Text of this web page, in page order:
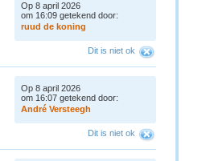
Op 8 april 2026
om 16:09 getekend door:
ruud de koning
Dit is niet ok
Op 8 april 2026
om 16:07 getekend door:
André Versteegh
Dit is niet ok